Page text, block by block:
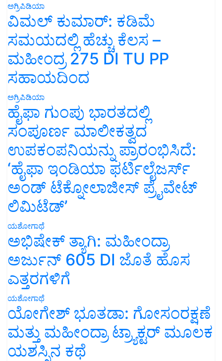
ಅಗ್ರಿಪಿಡಿಯಾ
ವಿಮಲ್ ಕುಮಾರ್: ಕಡಿಮೆ
ಸಮಯದಲ್ಲಿ ಹೆಚ್ಚು ಕೆಲಸ –
ಮಹೀಂದ್ರ 275 DI TU PP
ಸಹಾಯದಿಂದ
ಅಗ್ರಿಪಿಡಿಯಾ
ಹೈಫಾ ಗುಂಪು ಭಾರತದಲ್ಲಿ
ಸಂಪೂರ್ಣ ಮಾಲೀಕತ್ವದ
ಉಪಕಂಪನಿಯನ್ನು ಪ್ರಾರಂಭಿಸಿದೆ:
‘ಹೈಫಾ ಇಂಡಿಯಾ ಫರ್ಟಿಲೈಜರ್ಸ್
ಅಂಡ್ ಟೆಕ್ನೋಲಾಜೀಸ್ ಪ್ರೈವೇಟ್
ಲಿಮಿಟೆಡ್’
ಯಶೋಗಾಥೆ
ಅಭಿಷೇಕ್ ತ್ಯಾಗಿ: ಮಹೀಂದ್ರಾ
ಅರ್ಜುನ್ 605 DI ಜೊತೆ ಹೊಸ
ಎತ್ತರಗಳಿಗೆ
ಯಶೋಗಾಥೆ
ಯೋಗೇಶ್ ಭೂತಡಾ: ಗೋಸಂರಕ್ಷಣೆ
ಮತ್ತು ಮಹೀಂದ್ರಾ ಟ್ರ್ಯಾಕ್ಟರ್ ಮೂಲಕ
ಯಶಸ್ಸಿನ ಕಥೆ